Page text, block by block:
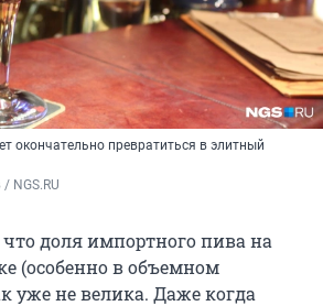
окончательно превратиться в элитный
NGS.RU
доля импортного пива на
(особенно в объемном
уже не велика. Даже когда